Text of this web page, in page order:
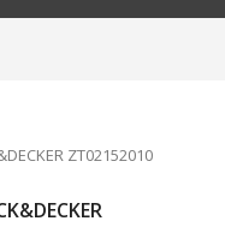
ZT02152010